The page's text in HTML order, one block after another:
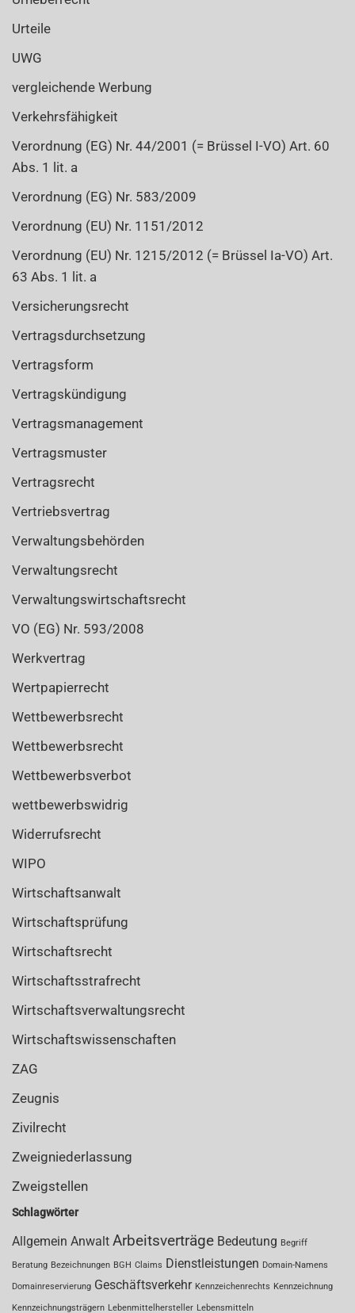
Urteile
UWG
vergleichende Werbung
Verkehrsfähigkeit
Verordnung (EG) Nr. 44/2001 (= Brüssel I-VO) Art. 60
Abs. 1 lit. a
Verordnung (EG) Nr. 583/2009
Verordnung (EU) Nr. 1151/2012
Verordnung (EU) Nr. 1215/2012 (= Brüssel Ia-VO) Art.
63 Abs. 1 lit. a
Versicherungsrecht
Vertragsdurchsetzung
Vertragsform
Vertragskündigung
Vertragsmanagement
Vertragsmuster
Vertragsrecht
Vertriebsvertrag
Verwaltungsbehörden
Verwaltungsrecht
Verwaltungswirtschaftsrecht
VO (EG) Nr. 593/2008
Werkvertrag
Wertpapierrecht
Wettbewerbsrecht
Wettbewerbsrecht
Wettbewerbsverbot
wettbewerbswidrig
Widerrufsrecht
WIPO
Wirtschaftsanwalt
Wirtschaftsprüfung
Wirtschaftsrecht
Wirtschaftsstrafrecht
Wirtschaftsverwaltungsrecht
Wirtschaftswissenschaften
ZAG
Zeugnis
Zivilrecht
Zweigniederlassung
Zweigstellen
Schlagwörter
Allgemein Anwalt Arbeitsverträge Bedeutung Begriff
Beratung Bezeichnungen BGH Claims Dienstleistungen Domain-Namens
Domainreservierung Geschäftsverkehr Kennzeichenrechts Kennzeichnung
Kennzeichnungsträgern Lebenmittelhersteller Lebensmitteln